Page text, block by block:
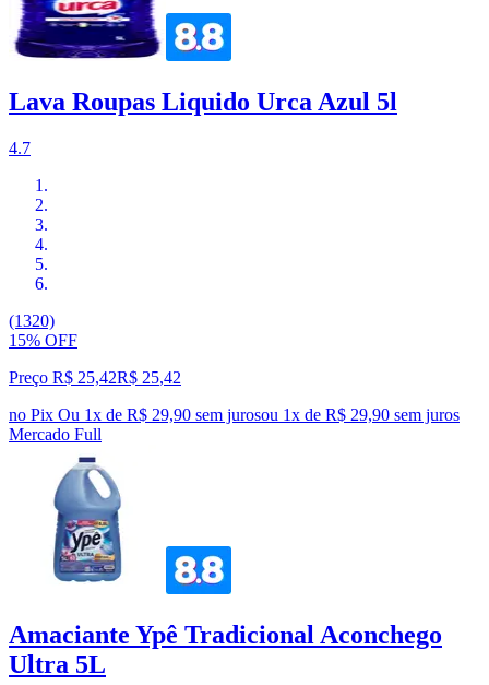
Lava Roupas Liquido Urca Azul 5l
4.7
(1320)
15% OFF
Preço R$ 25,42R$ 25,42
no Pix Ou 1x de R$ 29,90 sem jurosou 1x de R$ 29,90 sem juros
Mercado Full
Amaciante Ypê Tradicional Aconchego
Ultra 5L